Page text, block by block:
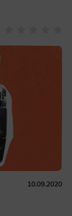
10.09.2020